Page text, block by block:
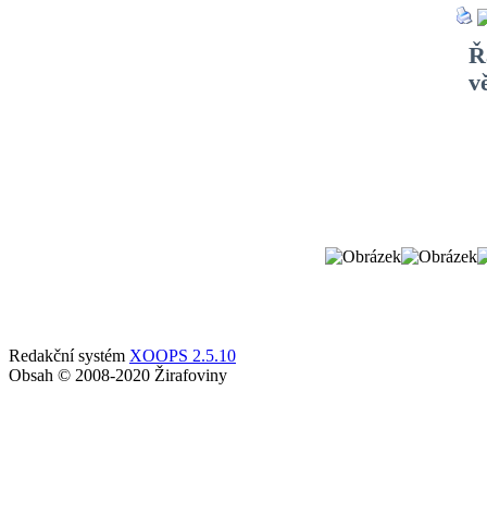
Redakční systém XOOPS 2.5.10
Obsah © 2008-2020 Žirafoviny